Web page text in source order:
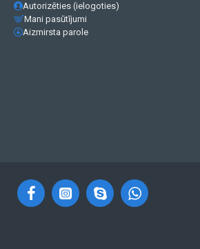
Autorizēties (ielogoties)
Mani pasūtījumi
Aizmirsta parole